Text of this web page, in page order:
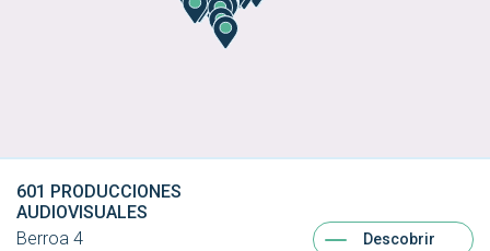
601 PRODUCCIONES
AUDIOVISUALES
Berroa 4
Descobrir